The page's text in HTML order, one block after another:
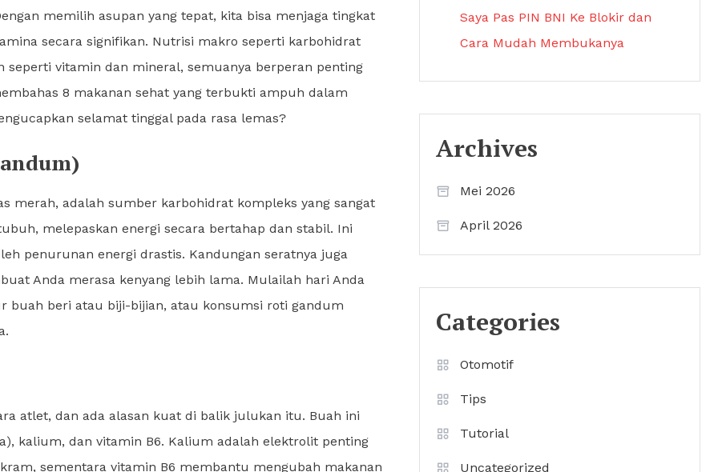
memilih asupan yang tepat, kita bisa menjaga tingkat
secara signifikan. Nutrisi makro seperti karbohidrat
vitamin dan mineral, semuanya berperan penting
8 makanan sehat yang terbukti ampuh dalam
selamat tinggal pada rasa lemas?
merah, adalah sumber karbohidrat kompleks yang sangat
melepaskan energi secara bertahap dan stabil. Ini
penurunan energi drastis. Kandungan seratnya juga
Anda merasa kenyang lebih lama. Mulailah hari Anda
buah beri atau biji-bijian, atau konsumsi roti gandum
atlet, dan ada alasan kuat di balik julukan itu. Buah ini
kalium, dan vitamin B6. Kalium adalah elektrolit penting
sementara vitamin B6 membantu mengubah makanan
Saya Pas PIN BNI Ke Blokir dan
Cara Mudah Membukanya
Archives
Mei 2026
April 2026
Categories
Otomotif
Tips
Tutorial
Uncategorized